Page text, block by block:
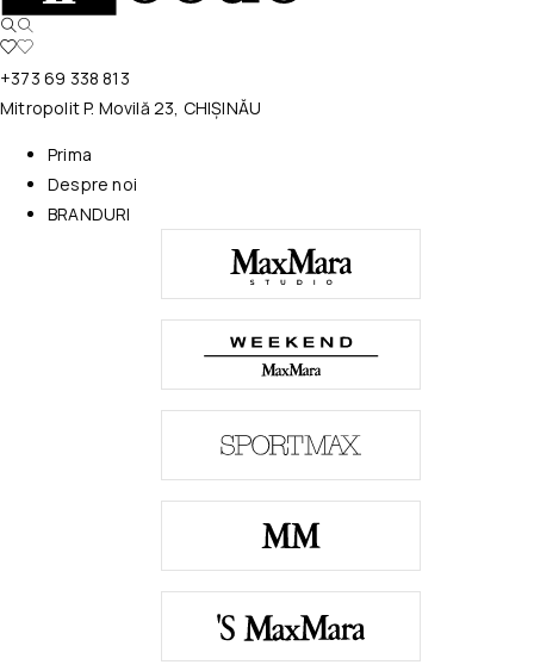
+373 69 338 813
Mitropolit P. Movilă 23, CHIȘINĂU
Prima
Despre noi
BRANDURI